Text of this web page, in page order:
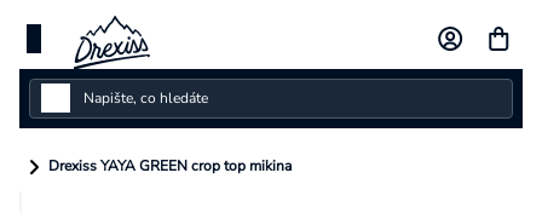
obsah
Dámské
Drexiss YAYA GREEN crop top mikina